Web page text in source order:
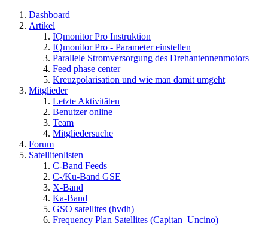
Dashboard
Artikel
IQmonitor Pro Instruktion
IQmonitor Pro - Parameter einstellen
Parallele Stromversorgung des Drehantennenmotors
Feed phase center
Kreuzpolarisation und wie man damit umgeht
Mitglieder
Letzte Aktivitäten
Benutzer online
Team
Mitgliedersuche
Forum
Satellitenlisten
C-Band Feeds
C-/Ku-Band GSE
X-Band
Ka-Band
GSO satellites (hvdh)
Frequency Plan Satellites (Capitan_Uncino)